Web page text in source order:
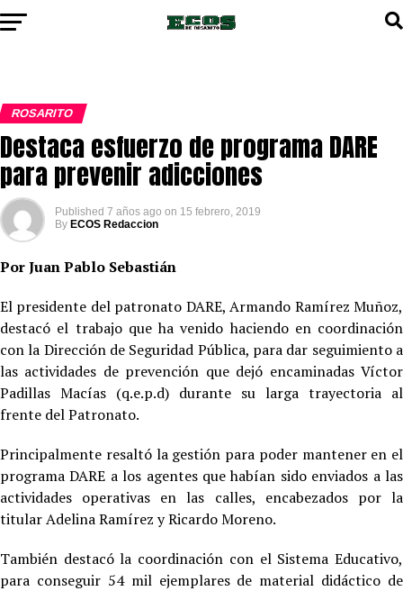
ROSARITO
Destaca esfuerzo de programa DARE
para prevenir adicciones
Published 7 años ago on 15 febrero, 2019
By ECOS Redaccion
Por Juan Pablo Sebastián
El presidente del patronato DARE, Armando Ramírez Muñoz,
destacó el trabajo que ha venido haciendo en coordinación
con la Dirección de Seguridad Pública, para dar seguimiento a
las actividades de prevención que dejó encaminadas Víctor
Padillas Macías (q.e.p.d) durante su larga trayectoria al
frente del Patronato.
Principalmente resaltó la gestión para poder mantener en el
programa DARE a los agentes que habían sido enviados a las
actividades operativas en las calles, encabezados por la
titular Adelina Ramírez y Ricardo Moreno.
También destacó la coordinación con el Sistema Educativo,
para conseguir 54 mil ejemplares de material didáctico de